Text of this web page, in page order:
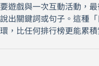
要遊戲與一次互動活動，
說出關鍵詞或句子。這種
環，比任何排行榜更能累積